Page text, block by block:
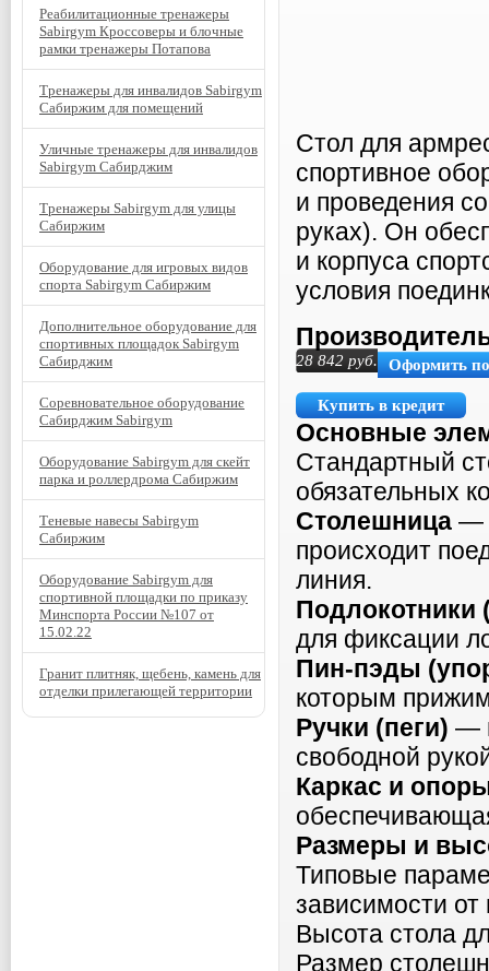
Стол для
спортивное
и проведения
руках). Он
и корпуса
условия
28 842 руб. Оформить
Купить в кредит
Основные
Стандартный
обязательных
Столешница —
происходит
линия.
Подлокотники
для фиксации
Пин-пэды
которым
Ручки (пеги) —
свободной
Каркас и
Размеры и
Типовые
зависимости
Высота стола
Размер
Реабилитационные тренажеры
Sabirgym Кроссоверы и блочные
рамки тренажеры Потапова
Тренажеры для инвалидов Sabirgym
Сабиржим для помещений
Уличные тренажеры для инвалидов
Sabirgym Сабирджим
Тренажеры Sabirgym для улицы
Сабиржим
Оборудование для игровых видов
спорта Sabirgym Сабиржим
Дополнительное оборудование для
спортивных площадок Sabirgym
Сабирджим
Соревновательное оборудование
Сабирджим Sabirgym
Оборудование Sabirgym для скейт
парка и роллердрома Сабиржим
Теневые навесы Sabirgym
Сабиржим
Оборудование Sabirgym для
спортивной площадки по приказу
Минспорта России №107 от
15.02.22
Гранит плитняк, щебень, камень для
отделки прилегающей территории